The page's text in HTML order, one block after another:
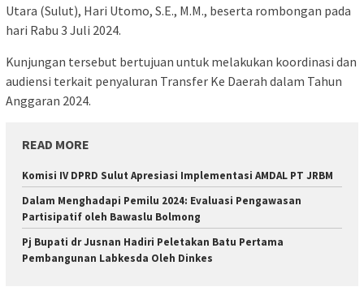
Utara (Sulut), Hari Utomo, S.E., M.M., beserta rombongan pada
hari Rabu 3 Juli 2024.
Kunjungan tersebut bertujuan untuk melakukan koordinasi dan
audiensi terkait penyaluran Transfer Ke Daerah dalam Tahun
Anggaran 2024.
READ MORE
Komisi IV DPRD Sulut Apresiasi Implementasi AMDAL PT JRBM
Dalam Menghadapi Pemilu 2024: Evaluasi Pengawasan
Partisipatif oleh Bawaslu Bolmong
Pj Bupati dr Jusnan Hadiri Peletakan Batu Pertama
Pembangunan Labkesda Oleh Dinkes